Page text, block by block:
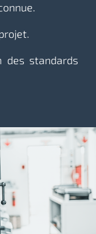
des standards